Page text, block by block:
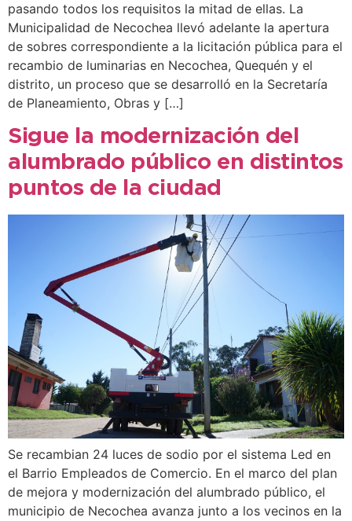
pasando todos los requisitos la mitad de ellas. La
Municipalidad de Necochea llevó adelante la apertura
de sobres correspondiente a la licitación pública para el
recambio de luminarias en Necochea, Quequén y el
distrito, un proceso que se desarrolló en la Secretaría
de Planeamiento, Obras y […]
Sigue la modernización del
alumbrado público en distintos
puntos de la ciudad
Se recambian 24 luces de sodio por el sistema Led en
el Barrio Empleados de Comercio. En el marco del plan
de mejora y modernización del alumbrado público, el
municipio de Necochea avanza junto a los vecinos en la